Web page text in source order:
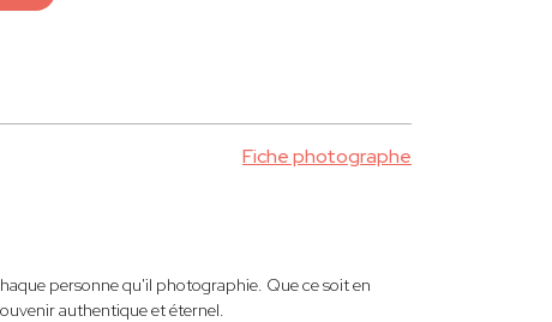
Fiche photographe
personne qu'il photographie. Que ce soit en
authentique et éternel.